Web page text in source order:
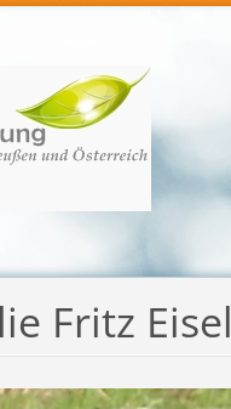
Fritz Eisel